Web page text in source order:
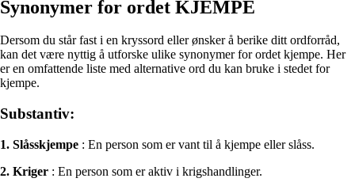
Synonymer for ordet KJEMPE
Dersom du står fast i en kryssord eller ønsker å berike ditt ordforråd,
kan det være nyttig å utforske ulike synonymer for ordet kjempe. Her
er en omfattende liste med alternative ord du kan bruke i stedet for
kjempe.
Substantiv:
1. Slåsskjempe : En person som er vant til å kjempe eller slåss.
2. Kriger : En person som er aktiv i krigshandlinger.